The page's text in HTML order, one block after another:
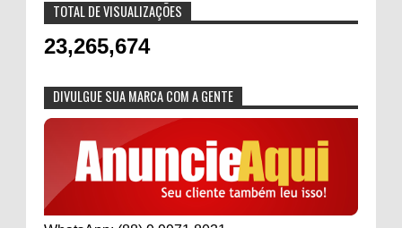
TOTAL DE VISUALIZAÇÕES
23,265,674
DIVULGUE SUA MARCA COM A GENTE